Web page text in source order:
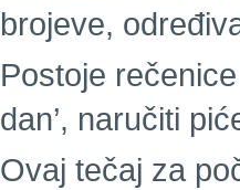
brojeve,
Postoje
dan’, naručiti
Ovaj tečaj za